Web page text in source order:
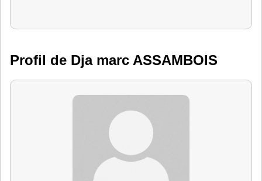
Profil de Dja marc ASSAMBOIS